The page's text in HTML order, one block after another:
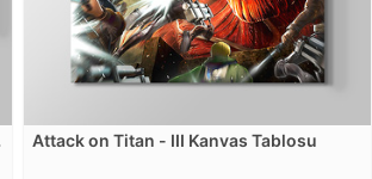
Attack on Titan - III Kanvas Tablosu